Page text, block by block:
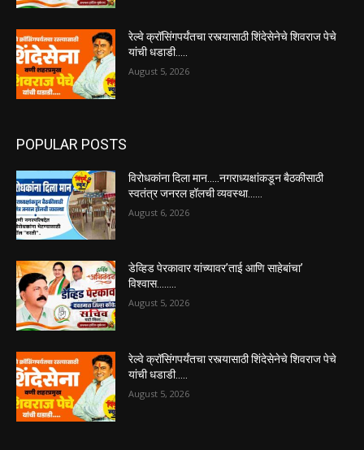
रेल्वे क्रॉसिंगपर्यंतचा रस्त्यासाठी शिंदेसेनेचे शिवराज पेचे
यांची धडाडी…..
August 5, 2026
POPULAR POSTS
विरोधकांना दिला मान…..नगराध्यक्षांकडून बैठकीसाठी
स्वतंत्र जनरल हॉलची व्यवस्था……
August 6, 2026
डेव्हिड पेरकावार यांच्यावर’ताई आणि साहेबांचा’
विश्वास……..
August 5, 2026
रेल्वे क्रॉसिंगपर्यंतचा रस्त्यासाठी शिंदेसेनेचे शिवराज पेचे
यांची धडाडी…..
August 5, 2026